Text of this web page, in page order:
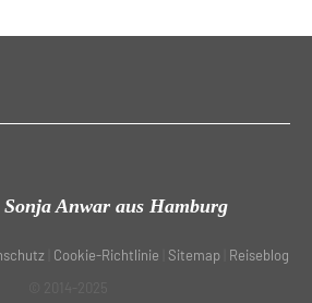
Sonja Anwar aus Hamburg
| Cookie-Richtlinie Sitemap| Reiseblog